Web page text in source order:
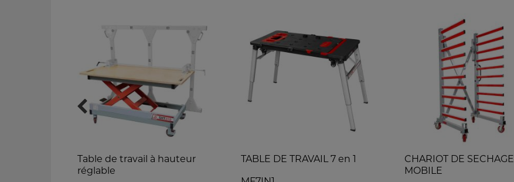
Table de travail à hauteur
réglable
TABLE DE TRAVAIL 7 en 1
CHARIOT DE SECHAGE
MOBILE